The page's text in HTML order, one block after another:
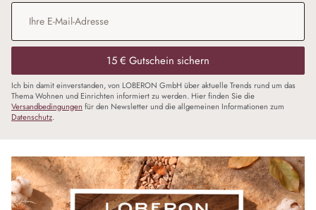
E-Mail-Adresse
15 € Gutschein sichern
Ich bin damit einverstanden, von LOBERON GmbH über aktuelle Trends rund um das
Thema Wohnen und Einrichten informiert zu werden. Hier finden Sie die
Versandbedingungen für den Newsletter und die allgemeinen Informationen zum
Datenschutz.